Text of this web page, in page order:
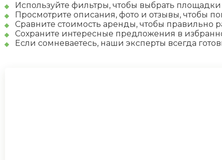
Используйте фильтры, чтобы выбрать
Просмотрите описания, фото и отзывы, чтобы
Сравните стоимость аренды, чтобы правильно
Сохраните интересные предложения в
Если сомневаетесь, наши эксперты всегда